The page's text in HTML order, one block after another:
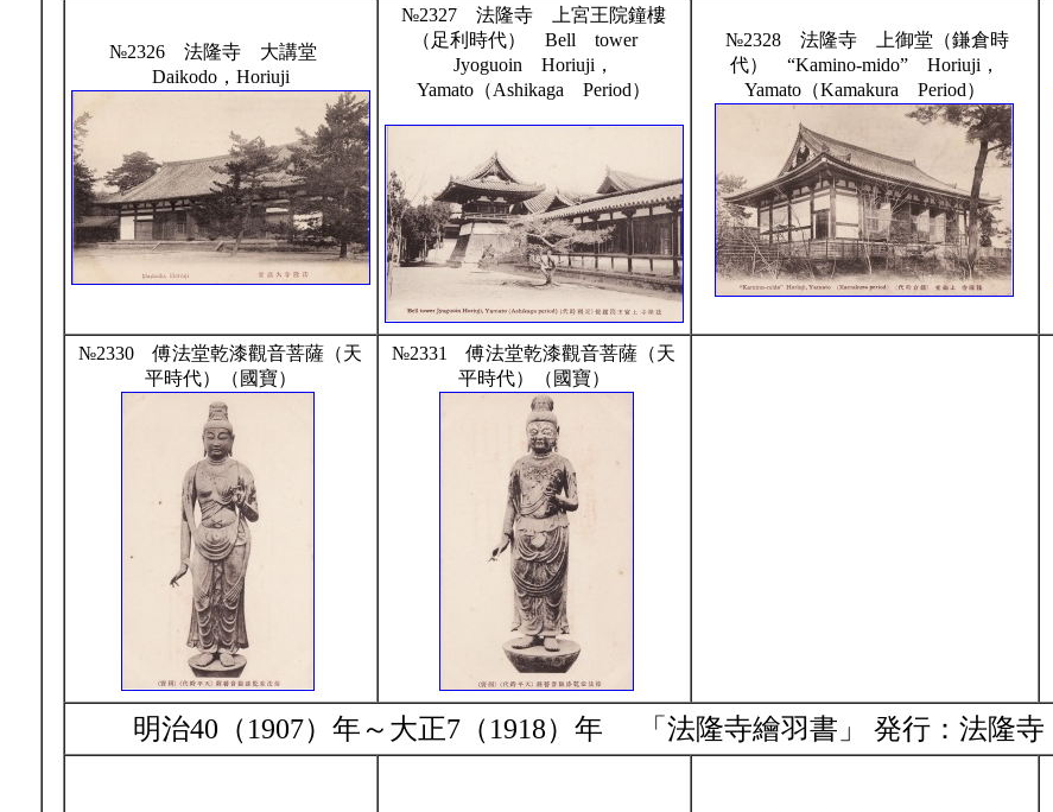
№2326 法隆寺 大講堂
Daikodo，Horiuji
№2327 法隆寺 上宮王院鐘樓
（足利時代） Bell tower
Jyoguoin Horiuji，
Yamato（Ashikaga Period）
№2328 法隆寺 上御堂（鎌倉時
代） “Kamino-mido” Horiuji，
Yamato（Kamakura Period）
№2330 傅法堂乾漆觀音菩薩（天
平時代）（國寶）
№2331 傅法堂乾漆觀音菩薩（天
平時代）（國寶）
明治40（1907）年～大正7（1918）年 「法隆寺繪羽書」 発行：法隆寺